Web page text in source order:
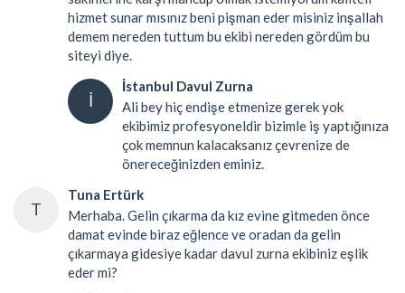
hizmet sunar mısınız beni pişman eder misiniz inşallah
demem nereden tuttum bu ekibi nereden gördüm bu
siteyi diye.
İ
İstanbul Davul Zurna
Ali bey hiç endişe etmenize gerek yok
ekibimiz profesyoneldir bizimle iş yaptığınıza
çok memnun kalacaksanız çevrenize de
önereceğinizden eminiz.
T
Tuna Ertürk
Merhaba. Gelin çıkarma da kız evine gitmeden önce
damat evinde biraz eğlence ve oradan da gelin
çıkarmaya gidesiye kadar davul zurna ekibiniz eşlik
eder mi?